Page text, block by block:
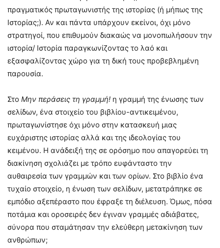
πραγματικός πρωταγωνιστής της ιστορίας (ή μήπως της
Ιστορίας;). Αν και πάντα υπάρχουν εκείνοι, όχι μόνο
στρατηγοί, που επιθυμούν διακαώς να μονοπωλήσουν την
ιστορία/ Ιστορία παραγκωνίζοντας το λαό και
εξασφαλίζοντας χώρο για τη δική τους προβεβλημένη
παρουσία.
Στο Μην περάσεις τη γραμμή! η γραμμή της ένωσης των
σελίδων, ένα στοιχείο του βιβλίου-αντικειμένου,
πρωταγωνίστησε όχι μόνο στην κατασκευή μιας
ευχάριστης ιστορίας αλλά και της ιδεολογίας του
κειμένου. Η ανάδειξή της σε ορόσημο που απαγορεύει τη
διακίνηση σχολιάζει με τρόπο ευφάνταστο την
αυθαιρεσία των γραμμών και των ορίων. Στο βιβλίο ένα
τυχαίο στοιχείο, η ένωση των σελίδων, μετατράπηκε σε
εμπόδιο αξεπέραστο που έφραξε τη διέλευση. Όμως, πόσα
ποτάμια και οροσειρές δεν έγιναν γραμμές αδιάβατες,
σύνορα που σταμάτησαν την ελεύθερη μετακίνηση των
ανθρώπων;